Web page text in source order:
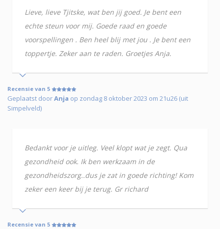
Lieve, lieve Tjitske, wat ben jij goed. Je bent een
echte steun voor mij. Goede raad en goede
voorspellingen . Ben heel blij met jou . Je bent een
toppertje. Zeker aan te raden. Groetjes Anja.
Recensie van 5
Geplaatst doorAnja op zondag 8 oktober 2023 om 21u26 (uit
Simpelveld)
Bedankt voor je uitleg. Veel klopt wat je zegt. Qua
gezondheid ook. Ik ben werkzaam in de
gezondheidszorg..dus je zat in goede richting! Kom
zeker een keer bij je terug. Gr richard
Recensie van 5